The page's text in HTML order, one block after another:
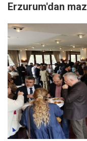
Erzurum'dan